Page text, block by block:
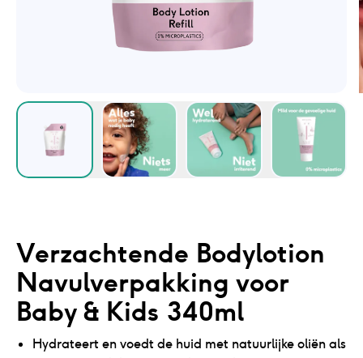
Verzachtende Bodylotion
Navulverpakking voor
Baby & Kids 340ml
Hydrateert en voedt de huid met natuurlijke oliën als